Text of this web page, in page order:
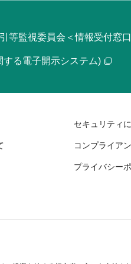
等監視委員会＜情報受付窓
る電子開示システム)
セキュリティ
コンプライア
プライバシー